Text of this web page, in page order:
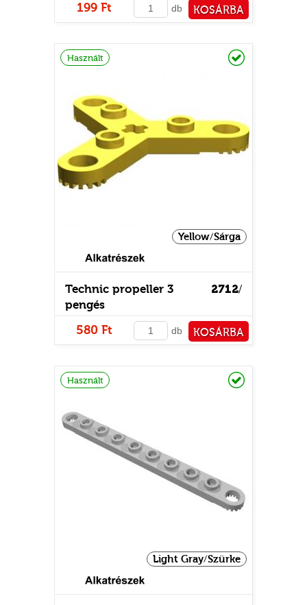
199 Ft db KOSÁRBA
Használt
Yellow/Sárga
2712/
Technic propeller 3
pengés
580 Ft db KOSÁRBA
Használt
Light Gray/Szürke